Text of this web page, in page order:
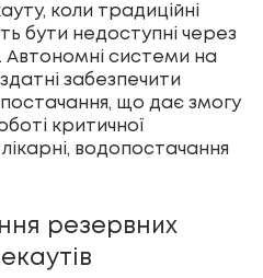
коли традиційні
бути недоступні через
Автономні системи на
забезпечити
що дає змогу
критичної
водопостачання
резервних